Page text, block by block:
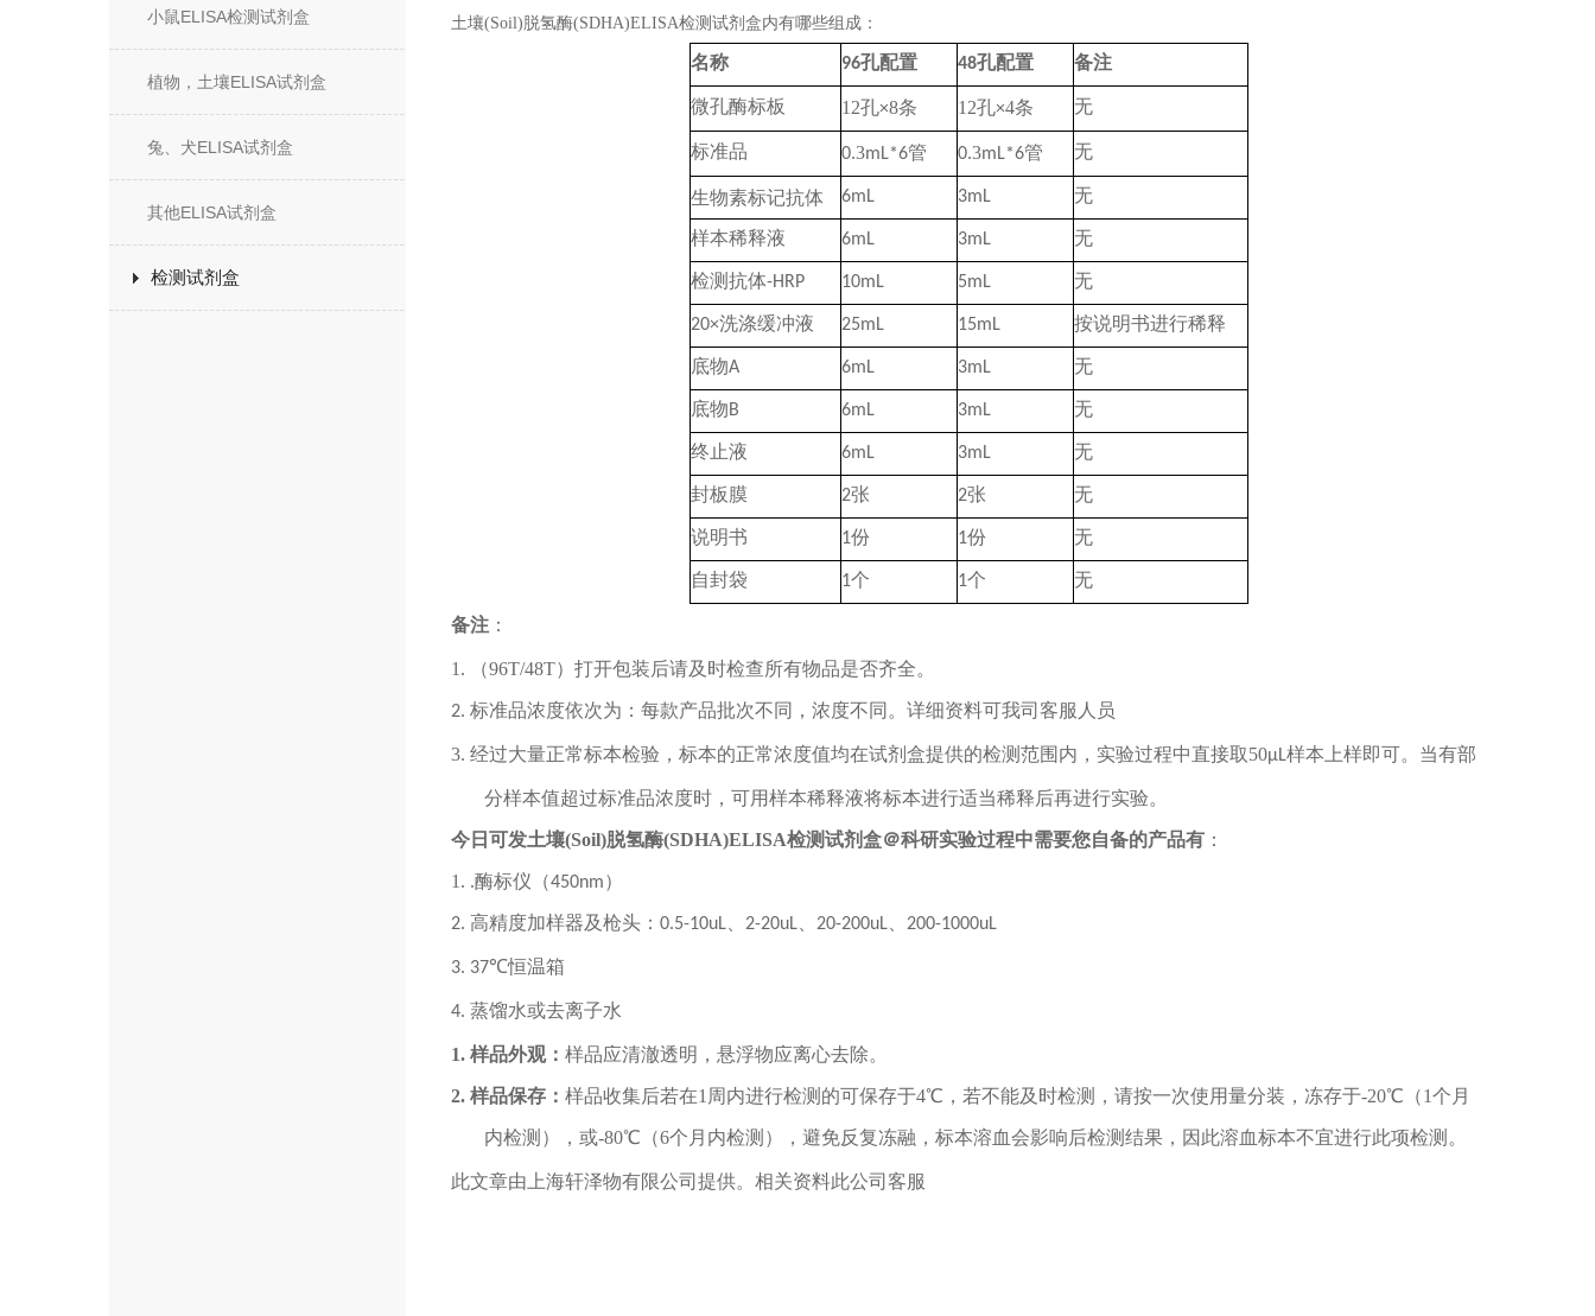
小鼠ELISA检测试剂盒
植物，土壤ELISA试剂盒
兔、犬ELISA试剂盒
其他ELISA试剂盒
检测试剂盒
土壤(Soil)脱氢酶(SDHA)ELISA检测试剂盒内有哪些组成：
名称 96孔配置 48孔配置 备注
微孔酶标板 12孔×8条 12孔×4条 无
标准品 0.3mL*6管 0.3mL*6管 无
生物素标记抗体 6mL 3mL 无
样本稀释液 6mL 3mL 无
检测抗体-HRP 10mL 5mL 无
20×洗涤缓冲液 25mL 15mL 按说明书进行稀释
底物A 6mL 3mL 无
底物B 6mL 3mL 无
终止液 6mL 3mL 无
封板膜 2张 2张 无
说明书 1份 1份 无
自封袋 1个 1个 无
备注 ：
1. （96T/48T）打开包装后请及时检查所有物品是否齐全。
2. 标准品浓度依次为： 每款产品批次不同，浓度不同。详细资料可我司客服人员
3. 经过大量正常标本检验，标本的正常浓度值均在试剂盒提供的检测范围内，实验过程中直接取50μL样本上样即可。当有部
分样本值超过标准品浓度时，可用样本稀释液将标本进行适当稀释后再进行实验。
今日可发土壤(Soil)脱氢酶(SDHA)ELISA检测试剂盒＠科研实验过程中需要您自备的产品有 ：
1. .酶标仪（450nm ）
2. 高精度加样器及枪头： 0.5-10uL、 2-20uL、 20-200uL、 200-1000uL
3. 37℃恒温箱
4. 蒸馏水或去离子水
1. 样品外观： 样品应清澈透明，悬浮物应离心去除。
2. 样品保存： 样品收集后若在1 周内进行检测的可保存于4℃，若不能及时检测，请按一次使用量分装，冻存于-20℃（1个月
内检测），或-80℃（6个月内检测），避免反复冻融， 标本溶血会影响后检测结果，因此溶血标本不宜进行此项检测。
此文章由上海轩泽物有限公司提供。相关资料此公司客服